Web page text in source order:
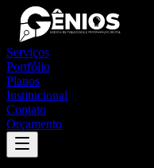
Serviços
Portfólio
Planos
Institucional
Contato
Orçamento